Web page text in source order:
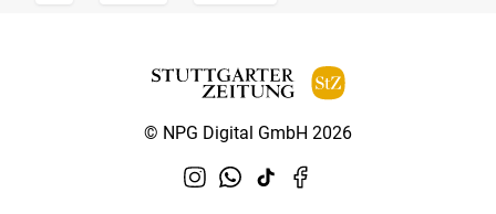
© NPG Digital GmbH 2026